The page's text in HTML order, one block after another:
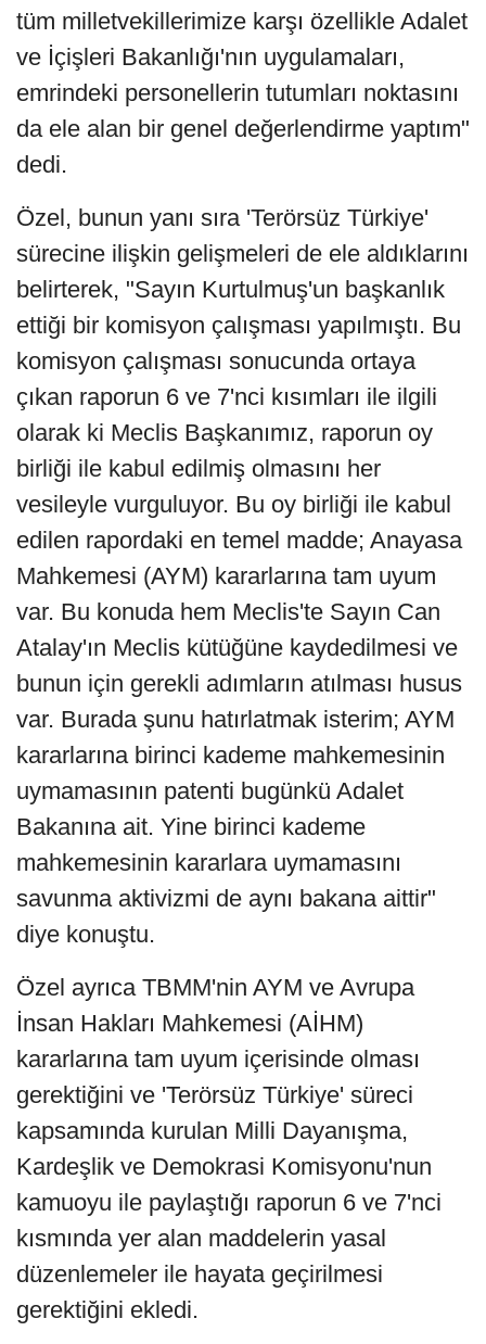
tüm milletvekillerimize karşı özellikle Adalet
ve İçişleri Bakanlığı'nın uygulamaları,
emrindeki personellerin tutumları noktasını
da ele alan bir genel değerlendirme yaptım"
dedi.
Özel, bunun yanı sıra 'Terörsüz Türkiye'
sürecine ilişkin gelişmeleri de ele aldıklarını
belirterek, "Sayın Kurtulmuş'un başkanlık
ettiği bir komisyon çalışması yapılmıştı. Bu
komisyon çalışması sonucunda ortaya
çıkan raporun 6 ve 7'nci kısımları ile ilgili
olarak ki Meclis Başkanımız, raporun oy
birliği ile kabul edilmiş olmasını her
vesileyle vurguluyor. Bu oy birliği ile kabul
edilen rapordaki en temel madde; Anayasa
Mahkemesi (AYM) kararlarına tam uyum
var. Bu konuda hem Meclis'te Sayın Can
Atalay'ın Meclis kütüğüne kaydedilmesi ve
bunun için gerekli adımların atılması husus
var. Burada şunu hatırlatmak isterim; AYM
kararlarına birinci kademe mahkemesinin
uymamasının patenti bugünkü Adalet
Bakanına ait. Yine birinci kademe
mahkemesinin kararlara uymamasını
savunma aktivizmi de aynı bakana aittir"
diye konuştu.
Özel ayrıca TBMM'nin AYM ve Avrupa
İnsan Hakları Mahkemesi (AİHM)
kararlarına tam uyum içerisinde olması
gerektiğini ve 'Terörsüz Türkiye' süreci
kapsamında kurulan Milli Dayanışma,
Kardeşlik ve Demokrasi Komisyonu'nun
kamuoyu ile paylaştığı raporun 6 ve 7'nci
kısmında yer alan maddelerin yasal
düzenlemeler ile hayata geçirilmesi
gerektiğini ekledi.